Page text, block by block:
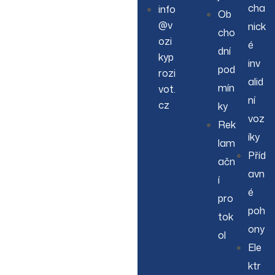
info
@v
ozi
kyp
rozi
vot.
cz
Ob
cho
dní
pod
mín
ky
Rek
lam
ačn
í
pro
tok
ol
cha
nick
é
inv
alid
ní
voz
íky
Příd
avn
é
poh
ony
Ele
ktr